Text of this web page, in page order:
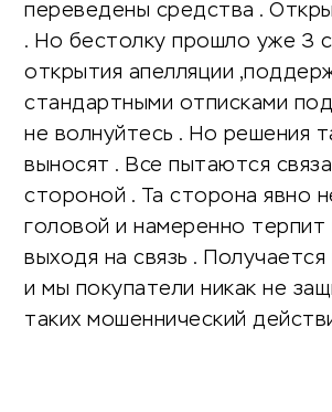
переведены средства .
. Но бестолку прошло уже 3
открытия апелляции
стандартными отписками
не волнуйтесь . Но решения
выносят . Все пытаются
стороной . Та сторона явно
головой и намеренно терпит
выходя на связь .
и мы покупатели никак не
таких мошеннический